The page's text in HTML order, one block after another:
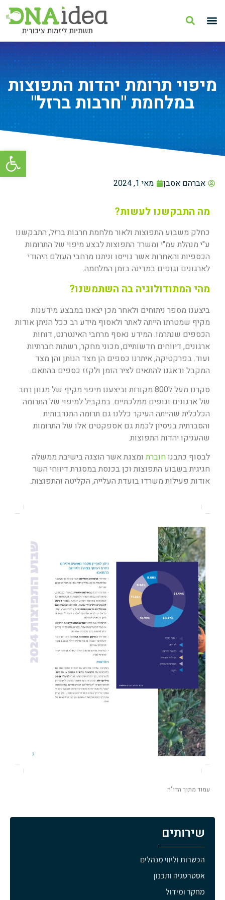
פתח
מיפוי תרומת יהדות התפוצות
במלחמת "חרבות ברזל"
אברהם אסבן מאי 1, 2024
מה התבקשנו לעשות?
כחלק משבוע התפוצות ולאור מלחמת חרבות ברזל, התבקשנו
ע"י מנהלת עמ"י ומשרד התפוצות לבצע מיפוי של התרומות
הכספיות והאחרות אשר גוייסו וניתנו מרחבי העולם היהודי
לארגונים וגופים במדינה בזמן המלחמה.
מהי המתודולוגיה בה השתמשנו?
ביצענו מספר ניתוחים ולאחר מכן יצאנו במבצע מידענות
מקיף שמטרתו הייתה לאתר ולאסוף מידע רב ככל הניתן אודות
הכספים שנתרמו. המידע נאסף מרחבי האינטרנט, דוחות
ארגונים, דיווחים חדשותיים, מכוני מחקר, רשתות חברתיות
ועוד. בפרקטיקה, איתרנו כספים הן מצד הנותן והן מצד
המקבל ודאגנו להתאים לציר הזמן ולקזז כספים בהתאם.
סקרנו מעל ל800 מקורות וביצענו מיפוי מקיף של מגוון רחב
של ארגונים וגופים ממלכתיים. במקביל למיפוי של התרומה
הכלכלית שהייתה העיקר כללנו גם תרומה התנדבותית
והסברתית בניסיון לכמת גם אספקטים אלו של התרומות
שהעניקו יהדות התפוצות.
לבסוף כתבנו חוברת ומצגת אשר הוצגה בישיבת ממשלה
חגיגית בשבוע התפוצות וכן בכנסת במסגרת דיווחי השר
אודות פעילות משרדו בועדת העלייה, הקליטה והתפוצות.
עמוד מתוך הדו"ח
שירותים
הכשרות וליווי מנהלים
אסטרטגיה ותכנון
מחקר ומידול